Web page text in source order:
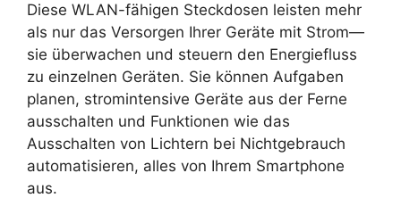
Diese WLAN-fähigen Steckdosen leisten mehr
als nur das Versorgen Ihrer Geräte mit Strom—
sie überwachen und steuern den Energiefluss
zu einzelnen Geräten. Sie können Aufgaben
planen, stromintensive Geräte aus der Ferne
ausschalten und Funktionen wie das
Ausschalten von Lichtern bei Nichtgebrauch
automatisieren, alles von Ihrem Smartphone
aus.